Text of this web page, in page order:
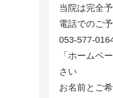
当院は完全
電話でのご
053-577-
「ホームペ
さい
お名前とご